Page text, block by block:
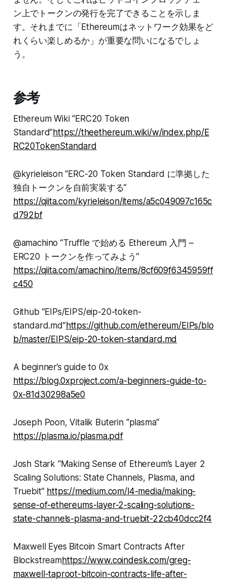
ン上でトークンの発行を完了できることを示しま
す。それまでに「Ethereumはネットワーク効果をど
れくらい楽しめるか」が重要な問いになるでしょ
う。
参考
Ethereum Wiki “ERC20 Token
Standard”https://theethereum.wiki/w/index.php/E
RC20TokenStandard
@kyrieleison “ERC-20 Token Standard に準拠した
独自トークンを自前実装する”
https://qiita.com/kyrieleison/items/a5c049097c165c
d792bf
@amachino ”Truffle で始める Ethereum 入門 –
ERC20 トークンを作ってみよう”
https://qiita.com/amachino/items/8cf609f6345959ff
c450
Github ”EIPs/EIPS/eip-20-token-
standard.md”https://github.com/ethereum/EIPs/blo
b/master/EIPS/eip-20-token-standard.md
A beginner’s guide to 0x
https://blog.0xproject.com/a-beginners-guide-to-
0x-81d30298a5e0
Joseph Poon, Vitalik Buterin “plasma“
https://plasma.io/plasma.pdf
Josh Stark “Making Sense of Ethereum’s Layer 2
Scaling Solutions: State Channels, Plasma, and
Truebit” https://medium.com/l4-media/making-
sense-of-ethereums-layer-2-scaling-solutions-
state-channels-plasma-and-truebit-22cb40dcc2f4
Maxwell Eyes Bitcoin Smart Contracts After
Blockstreamhttps://www.coindesk.com/greg-
maxwell-taproot-bitcoin-contracts-life-after-